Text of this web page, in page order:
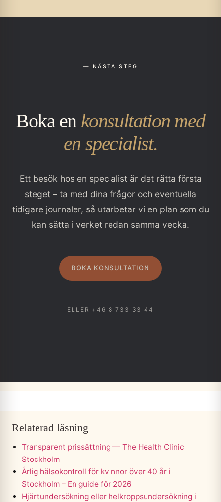
— NÄSTA STEG
Boka en konsultation med
en specialist.
Ett besök hos en specialist är det rätta första
steget – ta med dina frågor och eventuella
tidigare journaler, så utarbetar vi en plan som du
kan sätta i verket redan samma vecka.
BOKA KONSULTATION
ELLER +46 8 733 33 44
Relaterad läsning
Transparent prissättning — The Health Clinic
Stockholm
Årlig hälsokontroll för kvinnor över 40 år i
Stockholm – En guide för 2026
Hjärtundersökning eller helkroppsundersökning i